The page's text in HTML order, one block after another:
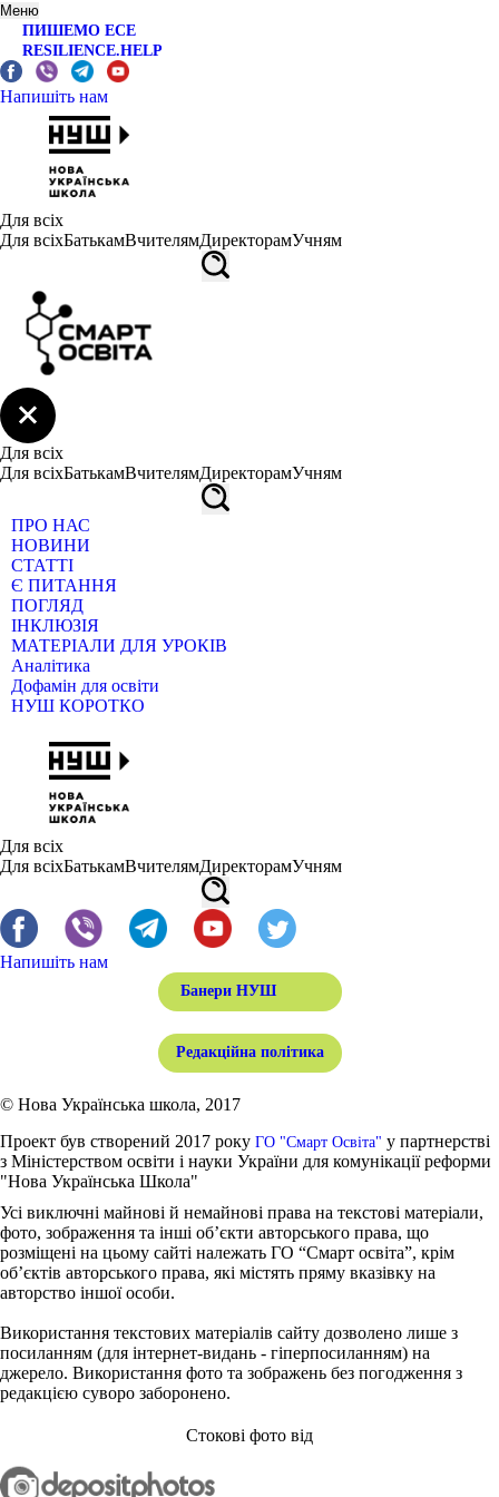
Меню
ПИШЕМО ЕСЕ
RESILIENCE.HELP
Напишіть нам
Для всіх
Для всіхБатькамВчителямДиректорамУчням
Для всіх
Для всіхБатькамВчителямДиректорамУчням
ПРО НАС
НОВИНИ
СТАТТІ
Є ПИТАННЯ
ПОГЛЯД
ІНКЛЮЗІЯ
МАТЕРІАЛИ ДЛЯ УРОКІВ
Аналітика
Дофамін для освіти
НУШ КОРОТКО
Для всіх
Для всіхБатькамВчителямДиректорамУчням
Напишіть нам
Банери НУШ
Редакційна політика
© Нова Українська школа, 2017
Проект був створений 2017 року ГО "Смарт Освіта" у партнерстві
з Міністерством освіти і науки України для комунікації реформи
"Нова Українська Школа"
Усі виключні майнові й немайнові права на текстові матеріали,
фото, зображення та інші об’єкти авторського права, що
розміщені на цьому сайті належать ГО “Смарт освіта”, крім
об’єктів авторського права, які містять пряму вказівку на
авторство іншої особи.
Використання текстових матеріалів сайту дозволено лише з
посиланням (для інтернет-видань - гіперпосиланням) на
джерело. Використання фото та зображень без погодження з
редакцією суворо заборонено.
Стокові фото від